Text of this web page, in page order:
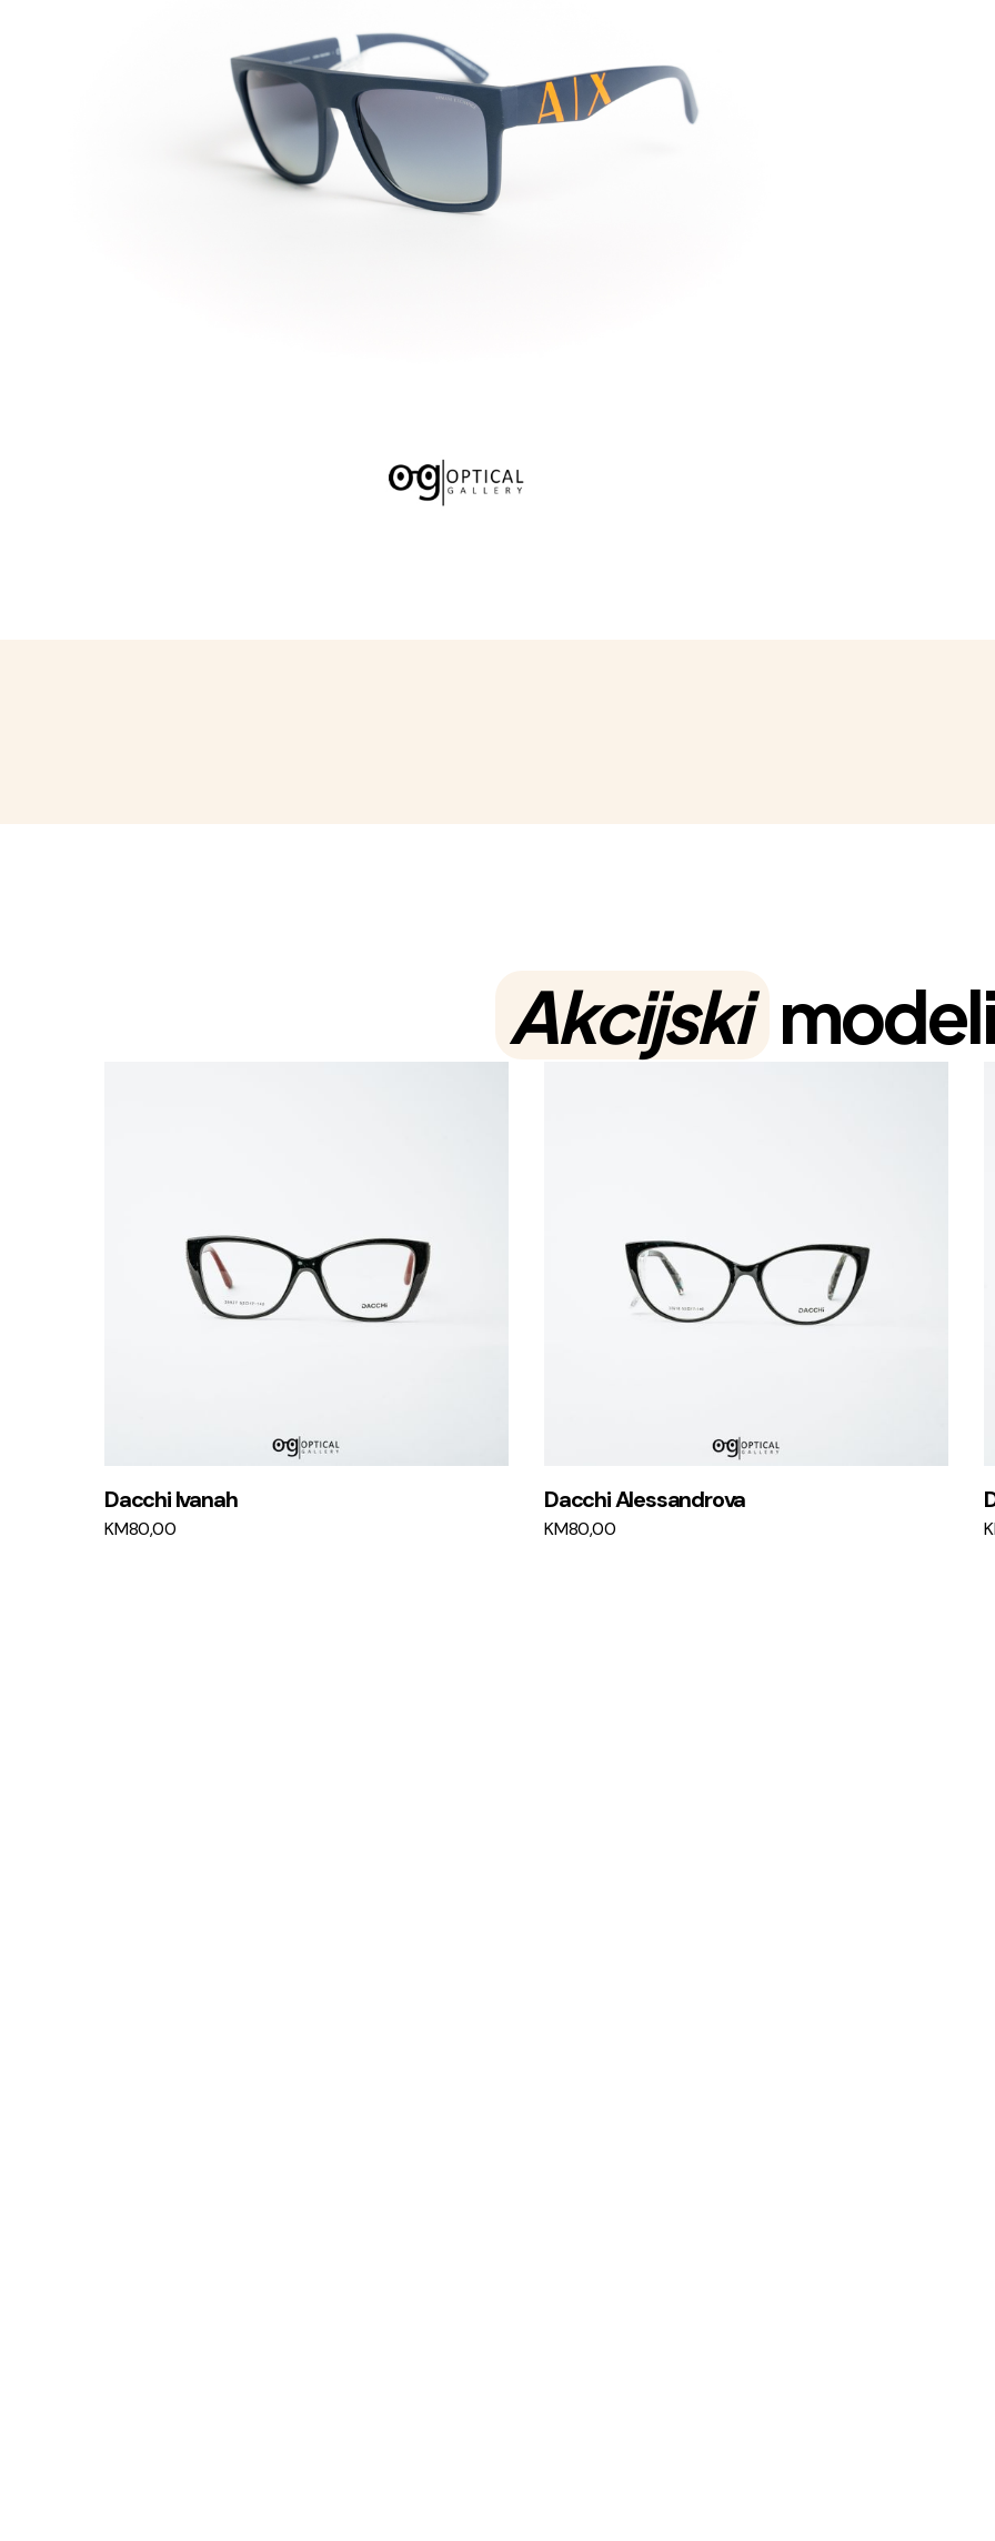
Akcijski
Dacchi Ivanah
KM80,00
Dacchi Alessandrova
KM80,00